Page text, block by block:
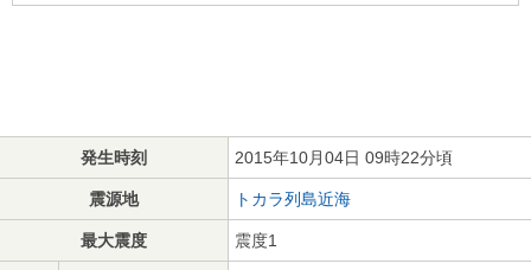
発生時刻 2015年10月04日 09時22分頃
震源地 トカラ列島近海
最大震度 震度1